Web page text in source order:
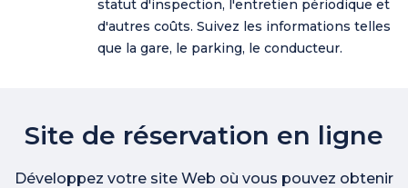
statut d'inspection, l'entretien périodique et
d'autres coûts. Suivez les informations telles
que la gare, le parking, le conducteur.
Site de réservation en ligne
Développez votre site Web où vous pouvez obtenir